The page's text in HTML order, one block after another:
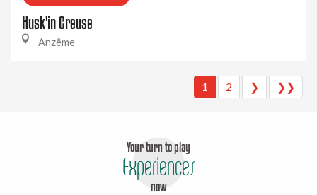
Husk'in Creuse
Anzême
1 2 ❯ ❯❯
Your turn to play
Experiences
now